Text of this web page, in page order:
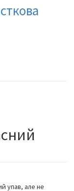
упав, але не